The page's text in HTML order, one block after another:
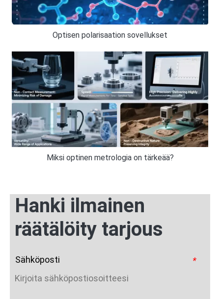
Optisen polarisaation sovellukset
Miksi optinen metrologia on tärkeää?
Hanki ilmainen
räätälöity tarjous
*
Sähköposti